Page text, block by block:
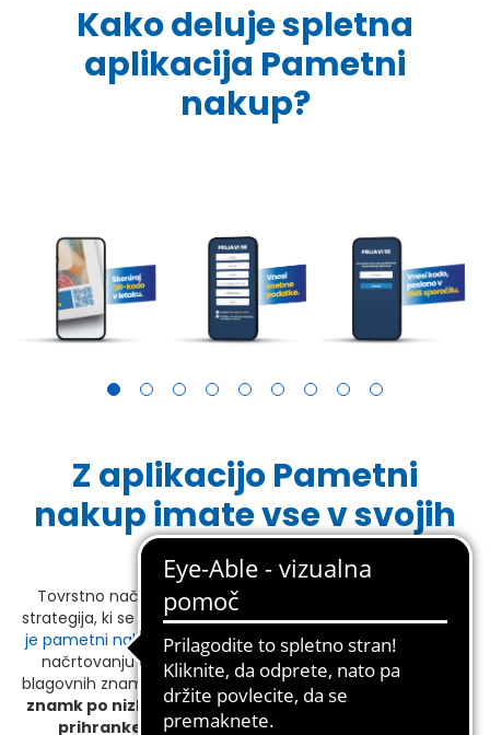
Kako deluje spletna
aplikacija Pametni
nakup?
Z aplikacijo Pametni
nakup imate vse v svojih
rokah.
Tovrstno načrtovanje pa ni le priročno – je premišljena
strategija, ki se ujema z osnovami Eurospinove filozofije
je pametni nakup
. Tam boste izvedeli, kako Eurospin že pri
načrtovanju dobaviteljev, nadzoru kakovosti in lastnih
blagovnih znamkah zagotavlja izdelke lastnih blagovnih
znamk po nizkih cenah, v kombinaciji z jasnimi cilji za
prihranke in pametno nakupovalno izkušnjo